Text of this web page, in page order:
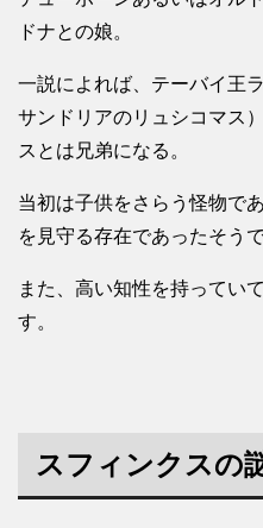
ドナとの娘。
一説によれば、テーバイ王
サンドリアのリュシコマス
スとは兄弟になる。
当初は子供をさらう怪物で
を見守る存在であったそうで
また、高い知性を持ってい
す。
スフィンクスの